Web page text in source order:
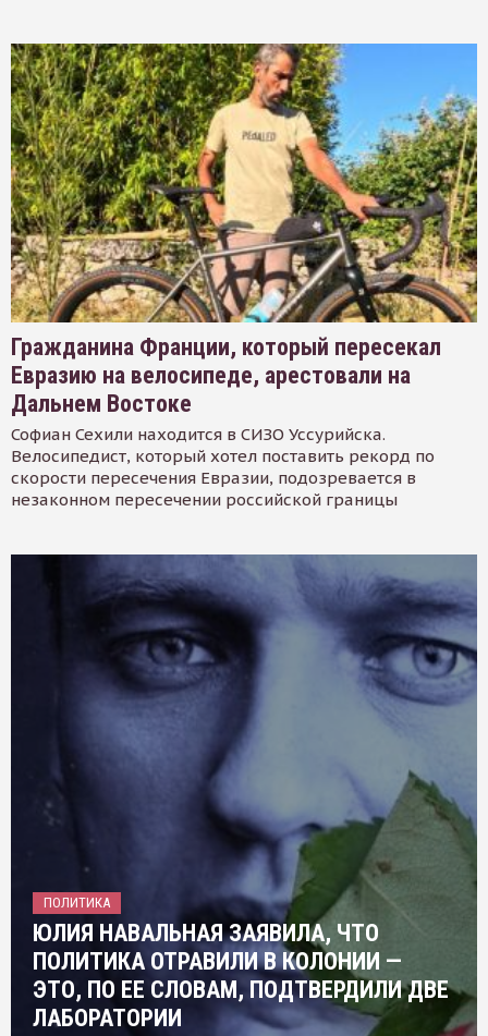
Гражданина Франции, который пересекал
Евразию на велосипеде, арестовали на
Дальнем Востоке
Софиан Сехили находится в СИЗО Уссурийска.
Велосипедист, который хотел поставить рекорд по
скорости пересечения Евразии, подозревается в
незаконном пересечении российской границы
ПОЛИТИКА
ЮЛИЯ НАВАЛЬНАЯ ЗАЯВИЛА, ЧТО
ПОЛИТИКА ОТРАВИЛИ В КОЛОНИИ —
ЭТО, ПО ЕЕ СЛОВАМ, ПОДТВЕРДИЛИ ДВЕ
ЛАБОРАТОРИИ